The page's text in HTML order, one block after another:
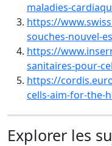
maladies-
https://
souches-nouvel-
https://
sanitaires-pour-
https://
cells-aim-for-the-
Explorer les